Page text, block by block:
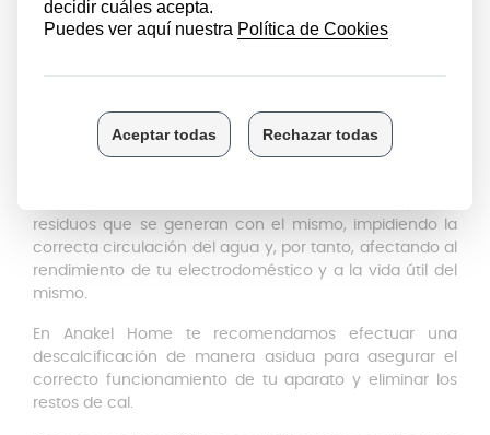
Compatible con todas las cafeteras y hervidores de
DESCRIPCIÓN
residuos que se generan con el mismo, impidiendo la
correcta circulación del agua y, por tanto, afectando al
rendimiento de tu electrodoméstico y a la vida útil del
mismo.
En Anakel Home te recomendamos efectuar una
descalcificación de manera asidua para asegurar el
correcto funcionamiento de tu aparato y eliminar los
restos de cal.